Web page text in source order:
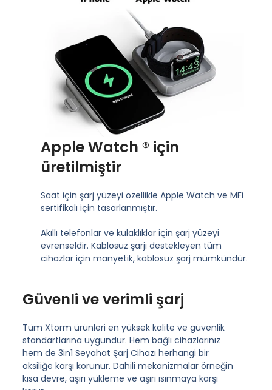
Apple Watch ® için
üretilmiştir
Saat için şarj yüzeyi özellikle Apple Watch ve MFi
sertifikalı için tasarlanmıştır.
Akıllı telefonlar ve kulaklıklar için şarj yüzeyi
evrenseldir. Kablosuz şarjı destekleyen tüm
cihazlar için manyetik, kablosuz şarj mümkündür.
Güvenli ve verimli şarj
Tüm Xtorm ürünleri en yüksek kalite ve güvenlik
standartlarına uygundur. Hem bağlı cihazlarınız
hem de 3in1 Seyahat Şarj Cihazı herhangi bir
aksiliğe karşı korunur. Dahili mekanizmalar örneğin
kısa devre, aşırı yükleme ve aşırı ısınmaya karşı